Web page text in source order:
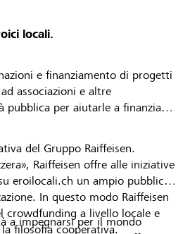
locali.
e finanziamento di progetti
associazioni e altre
pubblica per aiutarle a finanziare
del Gruppo Raiffeisen.
Raiffeisen offre alle iniziative
eroilocali.ch un ampio pubblico
In questo modo Raiffeisen
crowdfunding a livello locale e
filosofia cooperativa.
a impegnarsi per il mondo